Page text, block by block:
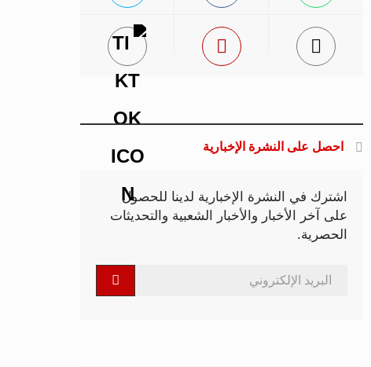
احصل على النشرة الإخبارية
اشترك في النشرة الإخبارية لدينا للحصول
على آخر الأخبار والأخبار الشعبية والتحديثات
الحصرية.